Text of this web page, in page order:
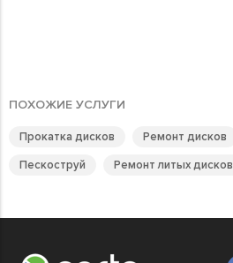
ПОХОЖИЕ УСЛУГИ
Прокатка дисков Ремонт дисков
Пескоструй
Ремонт литых дисков